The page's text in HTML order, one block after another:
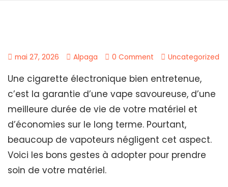
mai 27, 2026 Alpaga 0 Comment Uncategorized
Une cigarette électronique bien entretenue,
c’est la garantie d’une vape savoureuse, d’une
meilleure durée de vie de votre matériel et
d’économies sur le long terme. Pourtant,
beaucoup de vapoteurs négligent cet aspect.
Voici les bons gestes à adopter pour prendre
soin de votre matériel.